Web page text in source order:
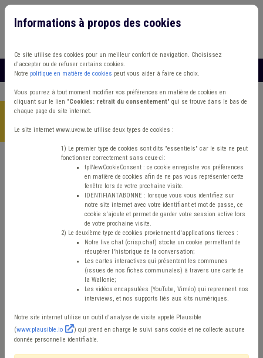
Accueil >Mobilité >Article
trottinettes électriques et autres « engins de déplacement »
Mobilité Voirie/travaux
Adaptation du Code
de la route aux
trottinettes électriques
et autres « engins de
déplacement »
Mis en ligne le 7 Septembre 2022
Informations à propos des cookies
Ce site utilise des cookies pour un meilleur confort de navigation. Choisissez
d'accepter ou de refuser certains cookies.
Notre politique en matière de cookies peut vous aider à faire ce choix.
Vous pourrez à tout moment modifier vos préférences en matière de cookies en
cliquant sur le lien "Cookies: retrait du consentement" qui se trouve dans le bas de
chaque page du site internet.
Le site internet www.uvcw.be utilise deux types de cookies :
1) Le premier type de cookies sont dits "essentiels" car le site ne peut
fonctionner correctement sans ceux-ci:
tplNewCookieConsent : ce cookie enregistre vos préférences
en matière de cookies afin de ne pas vous représenter cette
fenêtre lors de votre prochaine visite.
IDENTIFIANTABONNE : lorsque vous vous identifiez sur
notre site internet avec votre identifiant et mot de passe, ce
cookie s'ajoute et permet de garder votre session active lors
de votre prochaine visite.
2) Le deuxième type de cookies proviennent d'applications tierces :
Notre live chat (crisp.chat) stocke un cookie permettant de
récupérer l'historique de la conversation;
Les cartes interactives qui présentent les communes
(issues de nos fiches communales) à travers une carte de
la Wallonie;
Les vidéos encapsulées (YouTube, Viméo) qui reprennent nos
interviews, et nos supports liés aux kits numériques.
Notre site internet utilise un outil d'analyse de visite appelé Plausible
(www.plausible.io
) qui prend en charge le suivi sans cookie et ne collecte aucune
donnée personnelle identifiable.